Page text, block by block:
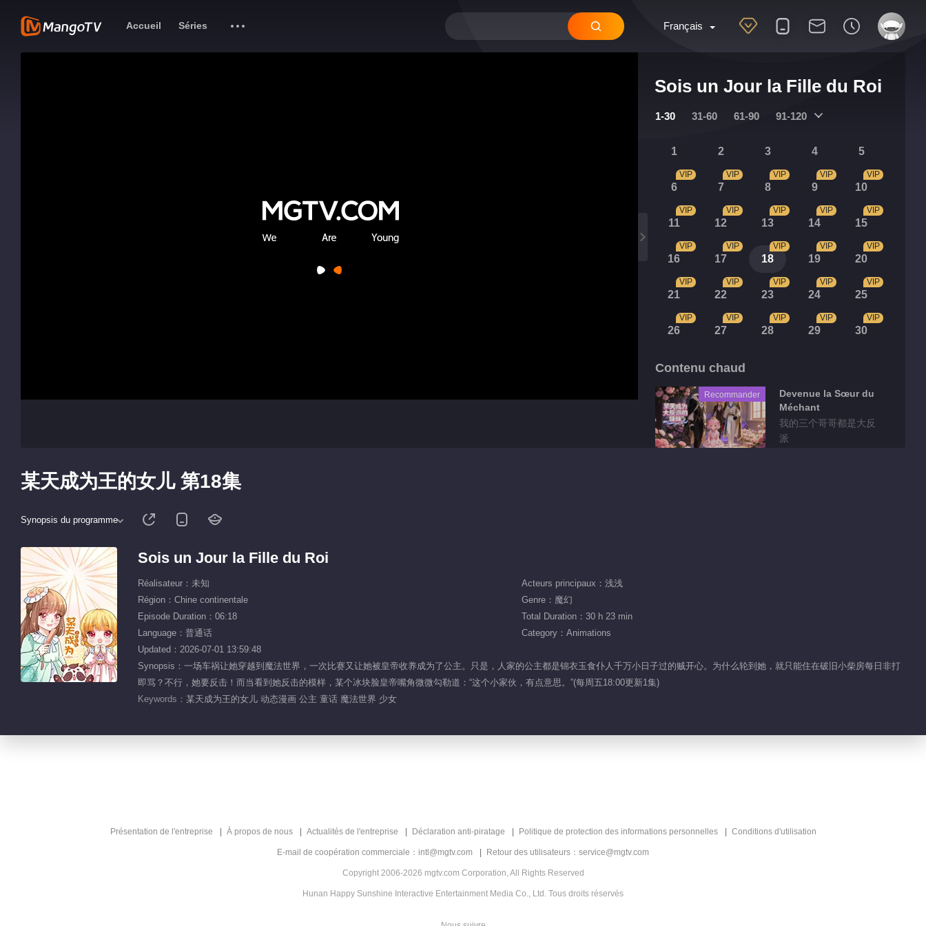
Français
Accueil Séries
Sois un Jour la Fille du Roi
1-30 31-60 61-90 91-120
1 2 3 4 5
6
VIP
7
VIP
8
VIP
9
VIP
10
VIP
11
VIP
12
VIP
13
VIP
14
VIP
15
VIP
16
VIP
17
VIP
18
VIP
19
VIP
20
VIP
21
VIP
22
VIP
23
VIP
24
VIP
25
VIP
26
VIP
27
VIP
28
VIP
29
VIP
30
VIP
Contenu chaud
Recommander
Devenue la Sœur du
Méchant
我的三个哥哥都是大反
派
妹妹下战帖
01:41
某天成为王的女儿 第18集
Synopsis du programme
Sois un Jour la Fille du Roi
Réalisateur：未知
Acteurs principaux：浅浅
Région：Chine continentale
Genre：魔幻
Episode Duration：06:18
Total Duration：30 h 23 min
Language：普通话
Category：Animations
Updated：2026-07-01 13:59:48
Synopsis：一场车祸让她穿越到魔法世界，一次比赛又让她被皇帝收养成为了公主。只是，人家的公主都是锦衣玉食仆人千万小日子过的贼开心。为什么轮到她，就只能住在破旧小柴房每日非打
即骂？不行，她要反击！而当看到她反击的模样，某个冰块脸皇帝嘴角微微勾勒道：“这个小家伙，有点意思。”(每周五18:00更新1集)
Keywords： 某天成为王的女儿 动态漫画 公主 童话 魔法世界 少女
Présentation de l'entreprise À propos de nous Actualités de l'entreprise Déclaration anti-piratage Politique de protection des informations personnelles Conditions d'utilisation
E-mail de coopération commerciale：intl@mgtv.com Retour des utilisateurs：service@mgtv.com
Copyright 2006-2026 mgtv.com Corporation, All Rights Reserved
Hunan Happy Sunshine Interactive Entertainment Media Co., Ltd. Tous droits réservés